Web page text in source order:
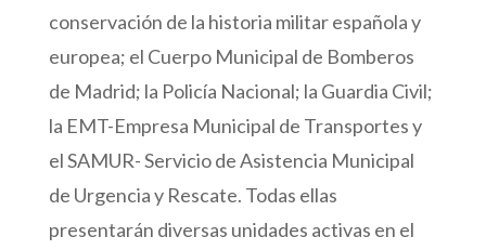
conservación de la historia militar española y
europea; el Cuerpo Municipal de Bomberos
de Madrid; la Policía Nacional; la Guardia Civil;
la EMT-Empresa Municipal de Transportes y
el SAMUR- Servicio de Asistencia Municipal
de Urgencia y Rescate. Todas ellas
presentarán diversas unidades activas en el